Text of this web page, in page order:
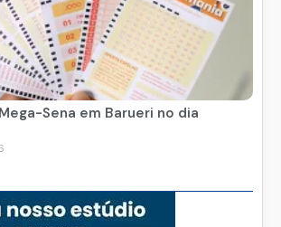
Sena em Barueri no dia